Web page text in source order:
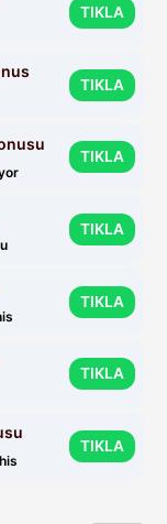
TIKLA
TIKLA
TIKLA
TIKLA
TIKLA
TIKLA
TIKLA